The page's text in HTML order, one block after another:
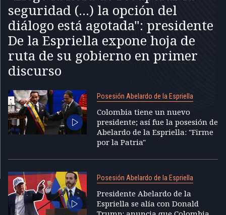
seguridad (...) la opción del
diálogo está agotada": presidente
De la Espriella expone hoja de
ruta de su gobierno en primer
discurso
Posesión Abelardo de la Espriella
Colombia tiene un nuevo
presidente; así fue la posesión de
Abelardo de la Espriella: "Firme
por la Patria"
Posesión Abelardo de la Espriella
Presidente Abelardo de la
Espriella se alía con Donald